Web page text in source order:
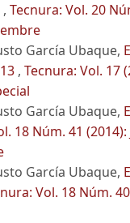
, Tecnura: Vol. 20
García Ubaque,
, Tecnura: Vol. 17
García Ubaque,
18 Núm. 41 (2014):
García Ubaque,
Vol. 18 Núm.